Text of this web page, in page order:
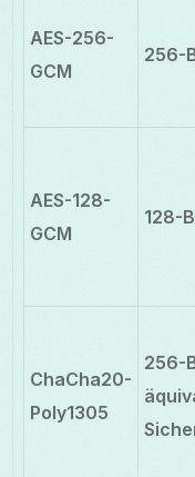
AES-256-
GCM
256-
AES-128-
GCM
128-
ChaCha20-
Poly1305
256-